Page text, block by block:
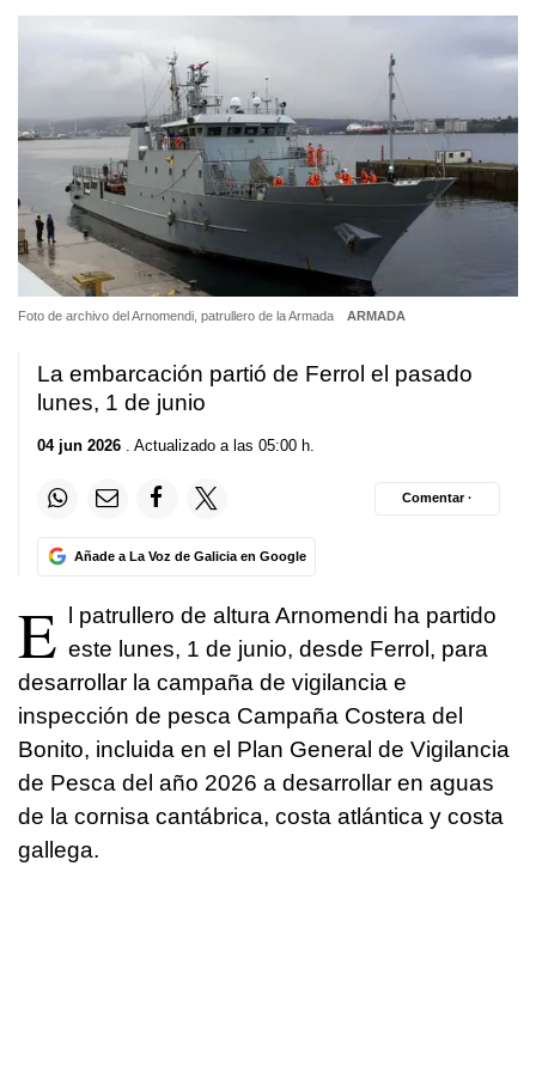
Foto de archivo del Arnomendi, patrullero de la Armada ARMADA
La embarcación partió de Ferrol el pasado
lunes, 1 de junio
04 jun 2026 . Actualizado a las 05:00 h.
Añade a La Voz de Galicia en Google
Comentar ·
E l patrullero de altura Arnomendi ha partido
este lunes, 1 de junio, desde Ferrol, para
desarrollar la campaña de vigilancia e
inspección de pesca Campaña Costera del
Bonito, incluida en el Plan General de Vigilancia
de Pesca del año 2026 a desarrollar en aguas
de la cornisa cantábrica, costa atlántica y costa
gallega.